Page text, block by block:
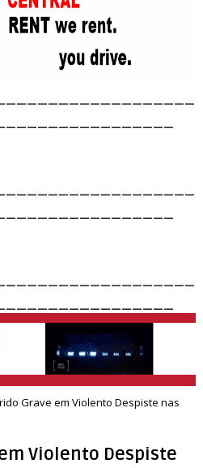
Grave em Violento Despiste nas
Violento Despiste